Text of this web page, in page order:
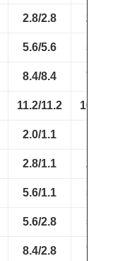
2.8/2.8 2.5/
5.6/5.6 5.2/
8.4/8.4 7.8/
11.2/11.2 10.1/
2.0/1.1
2.8/1.1 2.5/
5.6/1.1 5.2/
5.6/2.8 5.2/
8.4/2.8 7.8/